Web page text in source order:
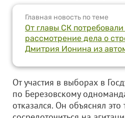
Главная новость по теме
От главы СК
рассмотрение дела о
Дмитрия Ионина из
От участия в выборах в
по Березовскому
отказался. Он объяснял это